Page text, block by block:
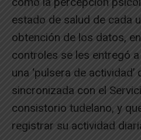
estado de salud de cada
obtención de los datos,
controles se les entregó
una ‘pulsera de
sincronizada con el
consistorio tudelano, y
registrar su actividad